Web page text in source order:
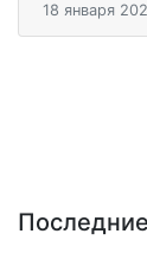
18 января